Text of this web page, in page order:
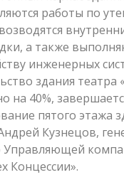
работы по
а также
инженерных
здания театра
на 40%,
пятого этажа
Кузнецов,
Управляющей
Концессии».